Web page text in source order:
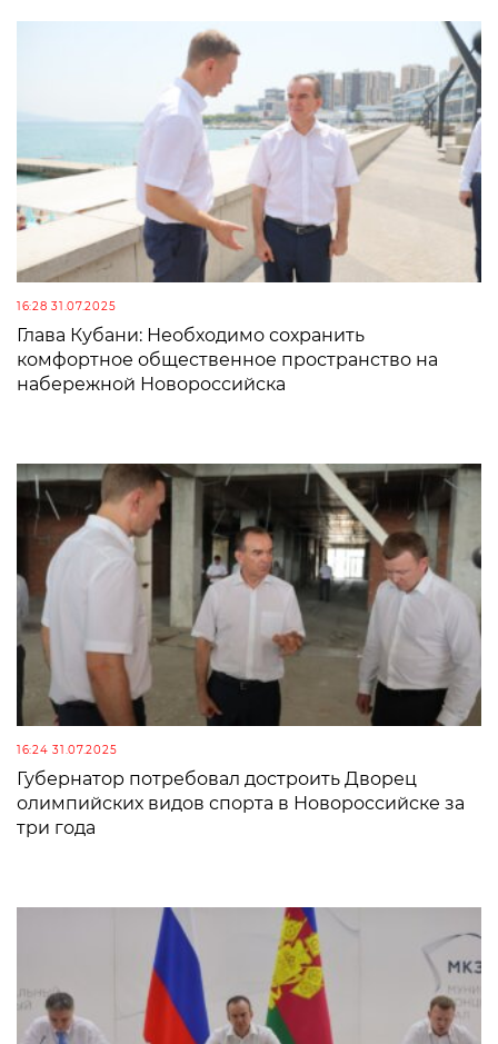
16:28 31.07.2025
Глава Кубани: Необходимо сохранить
комфортное общественное пространство на
набережной Новороссийска
16:24 31.07.2025
Губернатор потребовал достроить Дворец
олимпийских видов спорта в Новороссийске за
три года